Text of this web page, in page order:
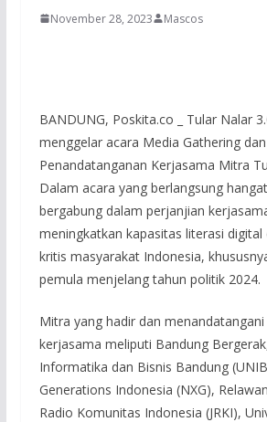
November 28, 2023 Mascos
BANDUNG, Poskita.co _ Tular Nalar
menggelar acara Media Gathering dan
Penandatanganan Kerjasama Mitra
Dalam acara yang berlangsung
bergabung dalam perjanjian
meningkatkan kapasitas literasi digital
kritis masyarakat Indonesia,
pemula menjelang tahun politik 2024.
Mitra yang hadir dan
kerjasama meliputi Bandung
Informatika dan Bisnis Bandung
Generations Indonesia (NXG),
Radio Komunitas Indonesia (JRKI),